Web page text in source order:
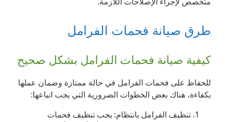
طرق صيانة فحمات الفرامل
كيفية صيانة فحمات الفرامل بشكل صحيح
للحفاظ على فحمات الفرامل في حالة ممتازة وضمان عملها
بكفاءة، هناك بعض الخطوات الضرورية التي يجب اتباعها:
تنظيف الفرامل بانتظام: يجب تنظيف فحمات